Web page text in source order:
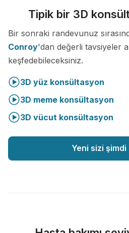
Tipik bir 3D
Bir sonraki randevunuz
Conroy'dan değerli tavsiyeler
keşfedebileceksiniz.
3D yüz konsültasyon
3D meme konsültasyon
3D vücut konsültasyon
Yeni sizi